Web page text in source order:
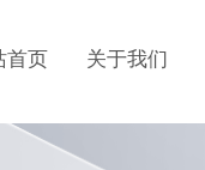
首页 关于我们